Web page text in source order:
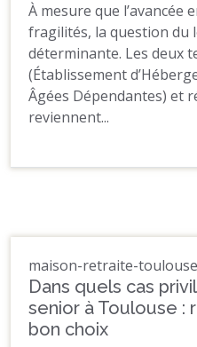
À mesure que l’avancée
fragilités, la question du
déterminante. Les deux
(Établissement
Âgées Dépendantes) et
reviennent...
maison-retraite-
Dans quels cas
senior à Toulouse :
bon choix